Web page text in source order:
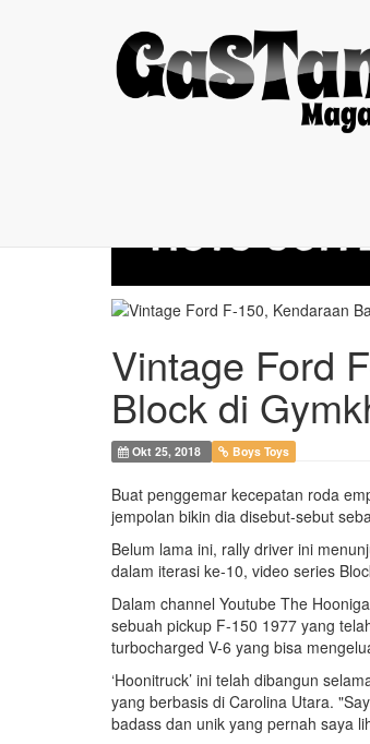
Vintage Ford F-
Vintage Ford
Block di
Okt 25, 2018 Boys Toys
Buat penggemar kecepatan roda
jempolan bikin dia disebut-sebut
Belum lama ini, rally driver ini
dalam iterasi ke-10, video series
Dalam channel Youtube The
sebuah pickup F-150 1977 yang
turbocharged V-6 yang bisa
‘Hoonitruck’ ini telah dibangun
yang berbasis di Carolina Utara.
badass dan unik yang pernah saya